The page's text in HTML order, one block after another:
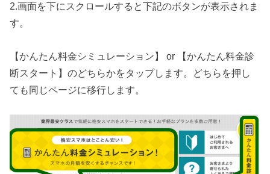
2.画面を下にスクロールすると下記のボタンが表示されま
す。
【かんたん料金シミュレーション】 or 【かんたん料金診
断スタート】のどちらかをタップします。どちらを押し
ても同じページに移行します。